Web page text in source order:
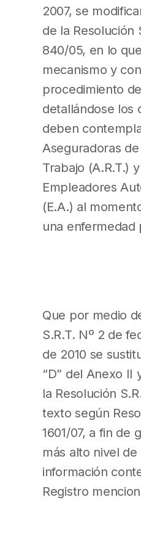
2007, se
de la Resolución
840/05, en lo
mecanismo y
procedimiento
detallándose los
deben
Aseguradoras
Trabajo (A.R.T.)
Empleadores
(E.A.) al
una enfermedad
Que por medio
S.R.T. Nº 2 de
de 2010 se
“D” del Anexo II
la Resolución
texto según
1601/07, a fin de
más alto nivel
información
Registro